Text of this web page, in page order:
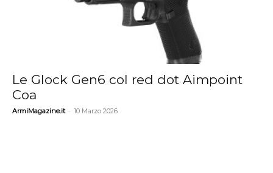
Le Glock Gen6 col red dot Aimpoint
Coa
ArmiMagazine.it - 10 Marzo 2026